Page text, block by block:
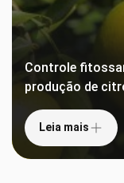
Controle
produção de
Leia mais